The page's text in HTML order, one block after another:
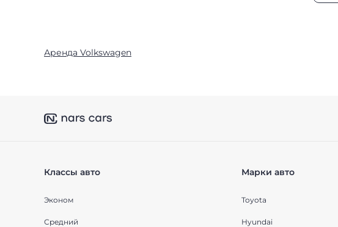
Аренда Volkswagen
Классы авто
Эконом
Средний
Марки авто
Toyota
Hyundai